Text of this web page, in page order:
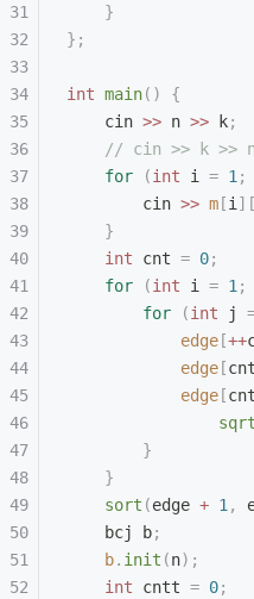
    }
};
int main()
{
    cin
>> n >> k;
// cin >> k >>
    for
(int i = 1 ;
        cin
>> m [i ][
    }
    int
cnt = 0;
    for
(int i = 1 ;
        for
(int j
            edge
[++
            edge
[cnt
            edge
[cnt
                sqrt
        }
    }
    sort
(edge + 1 ,
    bcj b
;
    b
. init (n);
    int
cntt = 0;